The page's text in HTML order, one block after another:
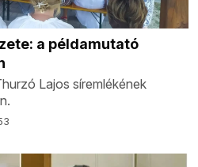
a példamutató
Lajos síremlékének